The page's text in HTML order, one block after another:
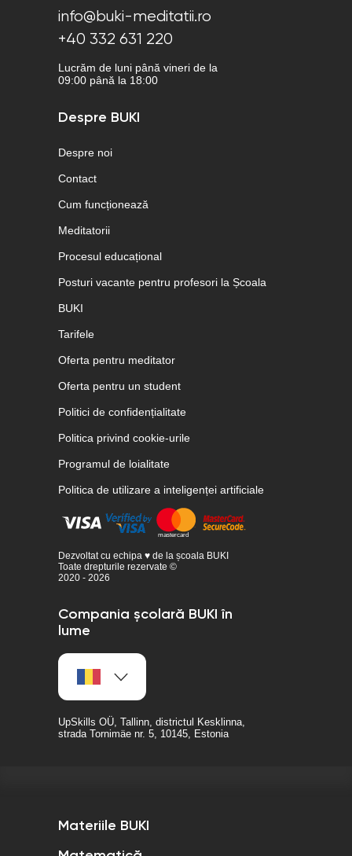
info@buki-meditatii.ro
+40 332 631 220
Lucrăm de luni până vineri de la
09:00 până la 18:00
Despre BUKI
Despre noi
Contact
Cum funcționează
Meditatorii
Procesul educațional
Posturi vacante pentru profesori la Școala
BUKI
Tarifele
Oferta pentru meditator
Oferta pentru un student
Politici de confidențialitate
Politica privind cookie-urile
Programul de loialitate
Politica de utilizare a inteligenței artificiale
Dezvoltat cu echipa ♥ de la școala BUKI
Toate drepturile rezervate ©
2020 - 2026
Compania școlară BUKI în
lume
UpSkills OÜ, Tallinn, districtul Kesklinna,
strada Tornimäe nr. 5, 10145, Estonia
Materiile BUKI